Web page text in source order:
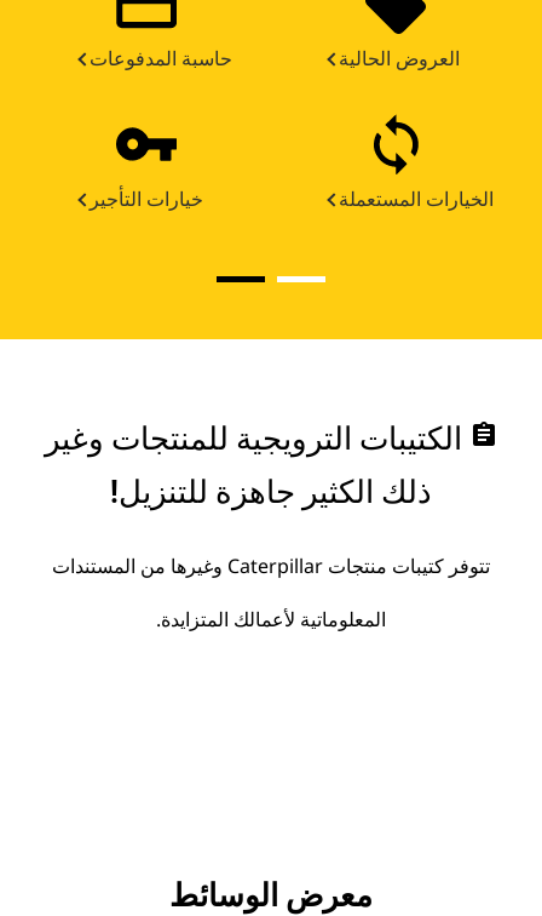
حاسبة المدفوعات العروض الحالية
خيارات التأجير الخيارات المستعملة
assignment الكتيبات الترويجية للمنتجات وغير
ذلك الكثير جاهزة للتنزيل!
تتوفر كتيبات منتجات Caterpillar وغيرها من المستندات
المعلوماتية لأعمالك المتزايدة.
معرض الوسائط